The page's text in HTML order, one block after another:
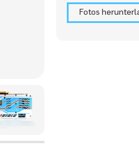
Fotos